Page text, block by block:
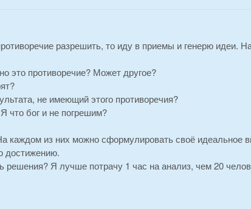
разрешить, то иду в приемы и генерю идеи.
это противоречие? Может другое?
не имеющий этого противоречия?
что бог и не погрешим?
каждом из них можно сформулировать своё идеальное
достижению.
решения? Я лучше потрачу 1 час на анализ, чем 20